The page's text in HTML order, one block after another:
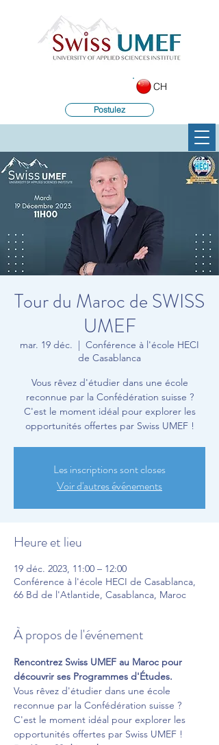
Postulez
CH
Tour du Maroc de SWISS
UMEF
mar. 19 déc.
  |
Conférence à l'école HECI
de Casablanca
Vous rêvez d'étudier dans une école
reconnue par la Confédération suisse ?
C'est le moment idéal pour explorer les
opportunités offertes par Swiss UMEF !
Les inscriptions sont closes
Voir d'autres événements
Heure et lieu
19 déc. 2023, 11:00 – 12:00
Conférence à l'école HECI de Casablanca,
66 Bd de l'Atlantide, Casablanca, Maroc
À propos de l'événement
Rencontrez Swiss UMEF au Maroc pour
découvrir ses Programmes d'Études.
Vous rêvez d'étudier dans une école
reconnue par la Confédération suisse ?
C'est le moment idéal pour explorer les
opportunités offertes par Swiss UMEF !